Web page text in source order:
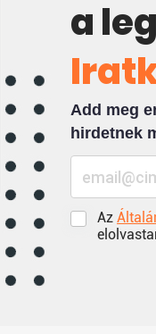
a
Add meg
hirdetnek
Az